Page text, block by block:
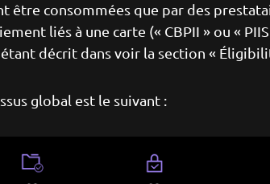
être consommées que par des
liés à une carte (« CBPII » ou «
décrit dans voir la section «
global est le suivant :